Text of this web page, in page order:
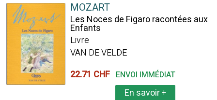
MOZART
Les Noces de Figaro racontées aux
Enfants
Livre
VAN DE VELDE
22.71 CHF ENVOI IMMÉDIAT
En savoir+